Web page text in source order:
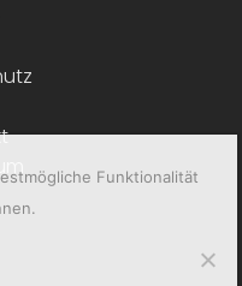
Funktionalität